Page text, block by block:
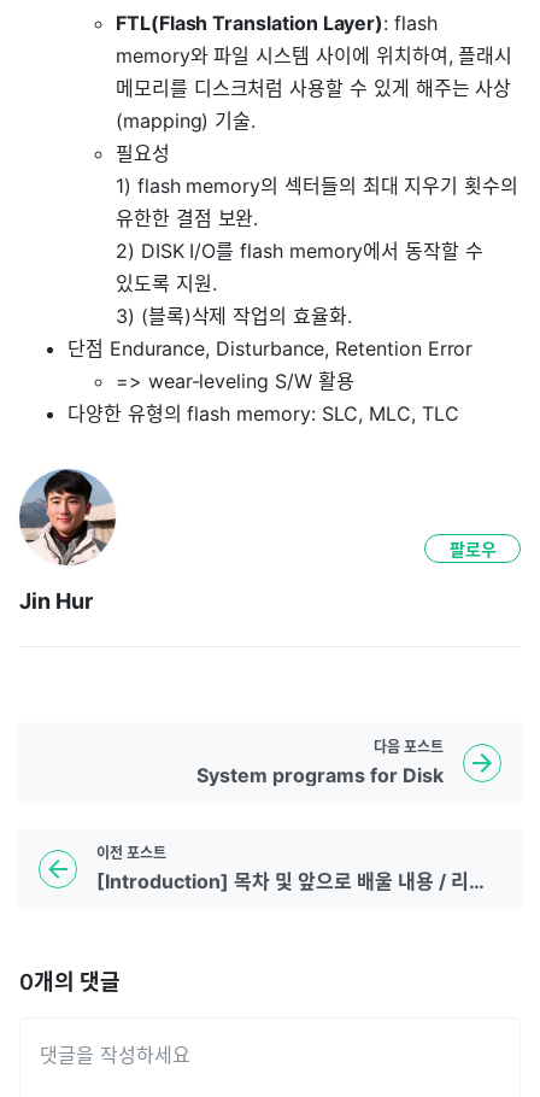
FTL(Flash Translation Layer): flash
memory와 파일 시스템 사이에 위치하여, 플래시
메모리를 디스크처럼 사용할 수 있게 해주는 사상
(mapping) 기술.
필요성
1) flash memory의 섹터들의 최대 지우기 횟수의
유한한 결점 보완.
2) DISK I/O를 flash memory에서 동작할 수
있도록 지원.
3) (블록)삭제 작업의 효율화.
단점 Endurance, Disturbance, Retention Error
=> wear-leveling S/W 활용
다양한 유형의 flash memory: SLC, MLC, TLC
Jin Hur
팔로우
이전 포스트
[Introduction] 목차 및 앞으로 배울 내용 / 리눅스 파일 종류
다음 포스트
System programs for Disk
0개의 댓글